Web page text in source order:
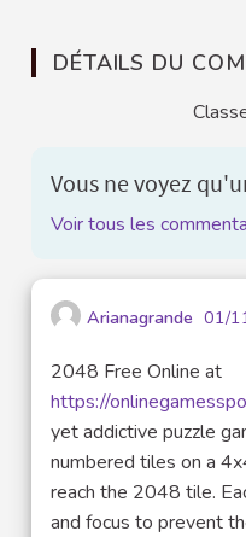
DÉTAILS DU
Vous ne voyez
Voir tous les
Arianagrande 01/
2048 Free Online at
https://
yet addictive puzzle
numbered tiles on a
reach the 2048 tile.
and focus to prevent